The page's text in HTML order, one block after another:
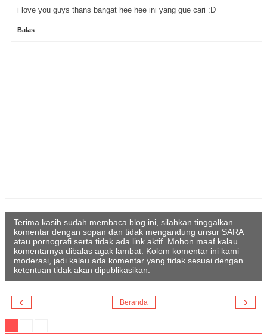
i love you guys thans bangat hee hee ini yang gue cari :D
Balas
Terima kasih sudah membaca blog ini, silahkan tinggalkan
komentar dengan sopan dan tidak mengandung unsur SARA
atau pornografi serta tidak ada link aktif. Mohon maaf kalau
komentarnya dibalas agak lambat. Kolom komentar ini kami
moderasi, jadi kalau ada komentar yang tidak sesuai dengan
ketentuan tidak akan dipublikasikan.
‹ ›
Beranda